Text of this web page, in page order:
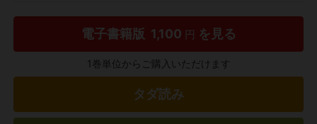
電子書籍版 1,100 円 を見る
1巻単位からご購入いただけます
タダ読み